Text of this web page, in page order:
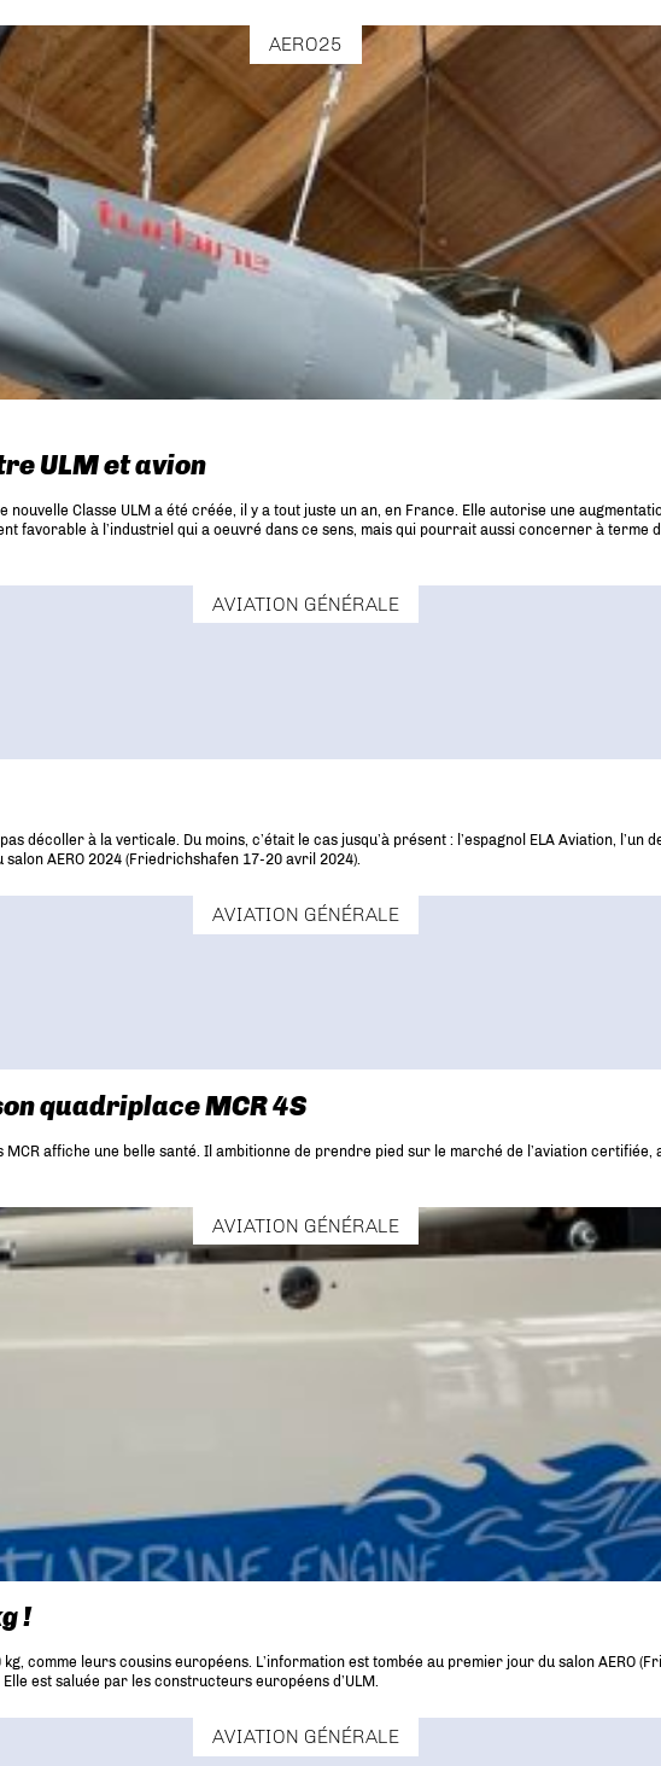
AERO25
ULM et avion
Classe ULM a été créée, il y a tout juste un an, en France. Elle autorise une
favorable à l’industriel qui a oeuvré dans ce sens, mais qui pourrait aussi concerner à terme
AVIATION GÉNÉRALE
décoller à la verticale. Du moins, c’était le cas jusqu’à présent : l’espagnol ELA Aviation,
salon AERO 2024 (Friedrichshafen 17-20 avril 2024).
AVIATION GÉNÉRALE
quadriplace MCR 4S
affiche une belle santé. Il ambitionne de prendre pied sur le marché de l’aviation certifiée,
AVIATION GÉNÉRALE
!
comme leurs cousins européens. L’information est tombée au premier jour du salon AERO
est saluée par les constructeurs européens d’ULM.
AVIATION GÉNÉRALE